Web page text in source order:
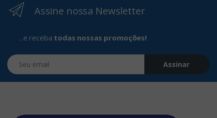
Assine nossa Newsletter
...e receba todas nossas promoções!
Seu email
Assinar